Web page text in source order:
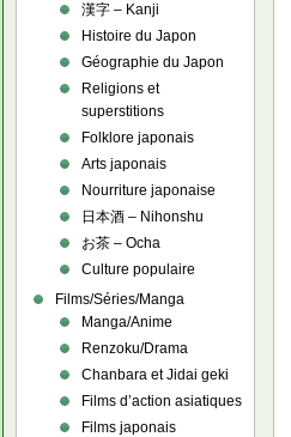
漢字 – Kanji
Histoire du Japon
Géographie du Japon
Religions et
superstitions
Folklore japonais
Arts japonais
Nourriture japonaise
日本酒 – Nihonshu
お茶 – Ocha
Culture populaire
Films/Séries/Manga
Manga/Anime
Renzoku/Drama
Chanbara et Jidai geki
Films d’action asiatiques
Films japonais